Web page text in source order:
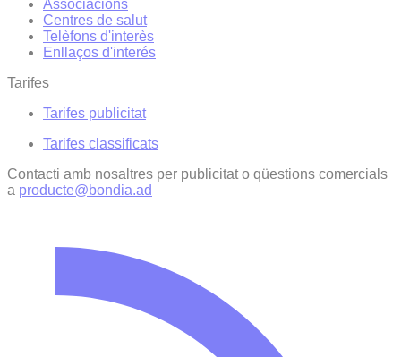
Associacions
Centres de salut
Telèfons d'interès
Enllaços d'interés
Tarifes
Tarifes publicitat
Tarifes classificats
Contacti amb nosaltres per publicitat o qüestions comercials
a producte@bondia.ad